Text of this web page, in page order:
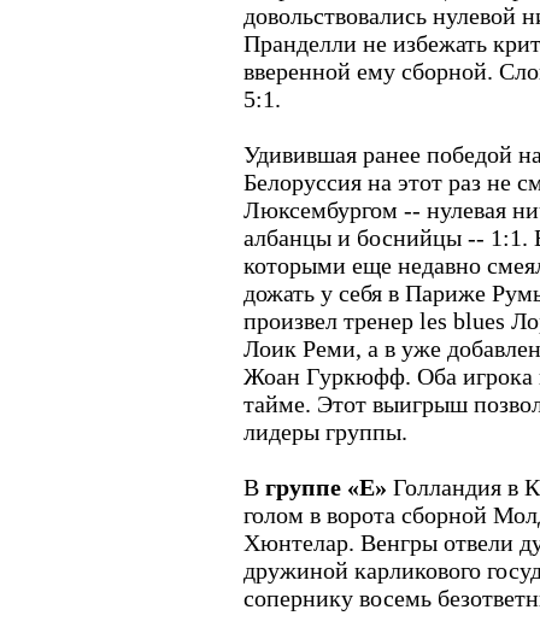
довольствовались нулевой
Пранделли не избежать
вверенной ему сборной.
5:1.
Удивившая ранее победой
Белоруссия на этот раз не
Люксембургом -- нулевая
албанцы и боснийцы -- 1:1.
которыми еще недавно
дожать у себя в Париже
произвел тренер les blues
Лоик Реми, а в уже
Жоан Гуркюфф. Оба игрока
тайме. Этот выигрыш
лидеры группы.
В группе «Е» Голландия в
голом в ворота сборной
Хюнтелар. Венгры отвели
дружиной карликового
сопернику восемь